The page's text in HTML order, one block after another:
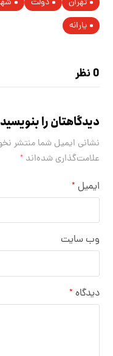
تهران دولت
یارانه
0 نظر
دیدگاهتان را بنویسید
نشانی ایمیل شما منتشر
علامت‌گذاری شده‌اند*
ایمیل *
وب‌ سایت
دیدگاه *